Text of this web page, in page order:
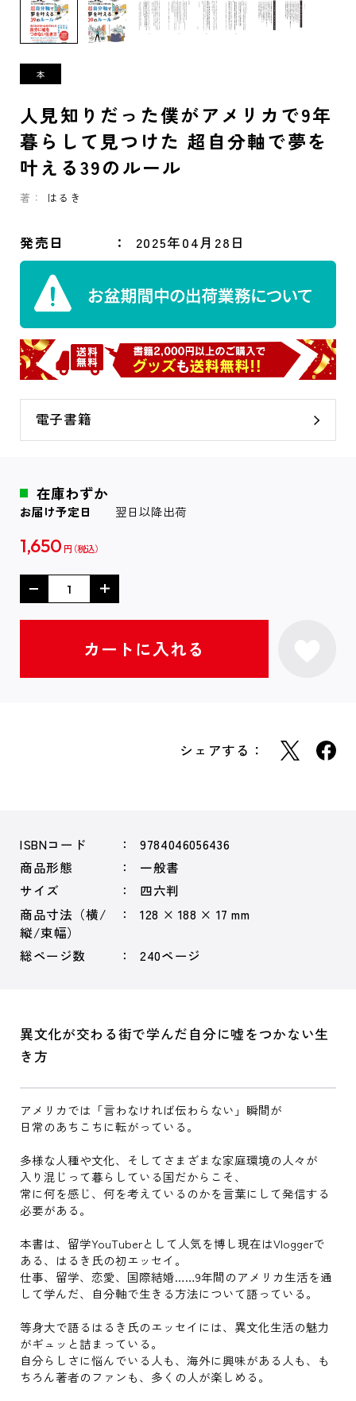
人見知りだった僕がアメリカで9年
暮らして見つけた 超自分軸で夢を
叶える39のルール
著： はるき
発売日 2025年04月28日
電子書籍
在庫わずか
お届け予定日 翌日以降出荷
1,650 円
シェアする：
ISBNコード
9784046056436
商品形態
一般書
サイズ
四六判
商品寸法（横/
縦/束幅）
128 × 188 × 17 mm
総ページ数 240ページ
異文化が交わる街で学んだ自分に嘘をつかない生
き方
アメリカでは「言わなければ伝わらない」瞬間が
日常のあちこちに転がっている。
多様な人種や文化、そしてさまざまな家庭環境の人々が
入り混じって暮らしている国だからこそ、
常に何を感じ、何を考えているのかを言葉にして発信する
必要がある。
本書は、留学YouTuberとして人気を博し現在はVloggerで
ある、はるき氏の初エッセイ。
仕事、留学、恋愛、国際結婚……9年間のアメリカ生活を通
して学んだ、自分軸で生きる方法について語っている。
等身大で語るはるき氏のエッセイには、異文化生活の魅力
がギュッと詰まっている。
自分らしさに悩んでいる人も、海外に興味がある人も、も
ちろん著者のファンも、多くの人が楽しめる。